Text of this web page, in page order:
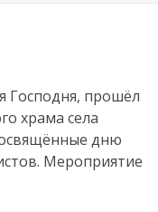
Господня, прошёл
храма села
дню
Мероприятие